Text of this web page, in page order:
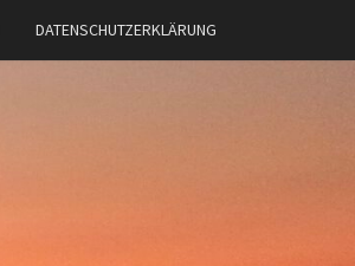
DATENSCHUTZERKLÄRUNG